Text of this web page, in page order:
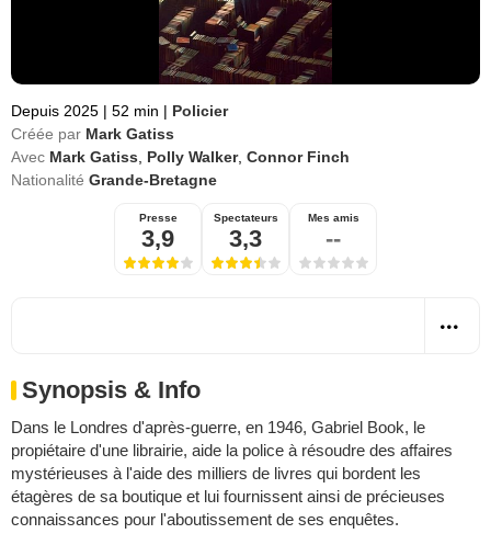
Depuis 2025 | 52 min | Policier
Créée par Mark Gatiss
Avec Mark Gatiss Polly Walker, Connor Finch
Nationalité Grande-Bretagne
Presse
3,9
Spectateurs
3,3
Mes amis
--
Synopsis & Info
Dans le Londres d'après-guerre, en 1946, Gabriel Book, le
propiétaire d'une librairie, aide la police à résoudre des affaires
mystérieuses à l'aide des milliers de livres qui bordent les
étagères de sa boutique et lui fournissent ainsi de précieuses
connaissances pour l'aboutissement de ses enquêtes.